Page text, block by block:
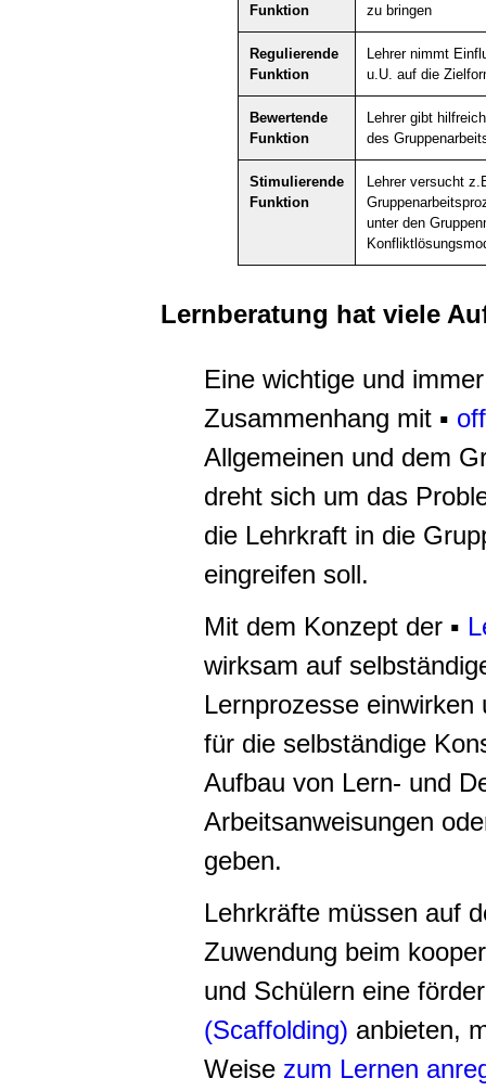
Funktion
zu bringen
Regulierende
Funktion
Lehrer nimmt
u.U. auf die
Bewertende
Funktion
Lehrer gibt
des
Stimulierende
Funktion
Lehrer versucht
unter den
Lernberatung hat viele
Eine wichtige und
Zusammenhang mit ▪
Allgemeinen und dem
dreht sich um das
die Lehrkraft in die
eingreifen soll.
Mit dem Konzept der ▪
wirksam auf
Lernprozesse
für die selbständige
Aufbau von Lern- und
Arbeitsanweisungen
geben.
Lehrkräfte müssen auf
Zuwendung beim
und Schülern eine
(Scaffolding) anbieten,
Weise zum Lernen